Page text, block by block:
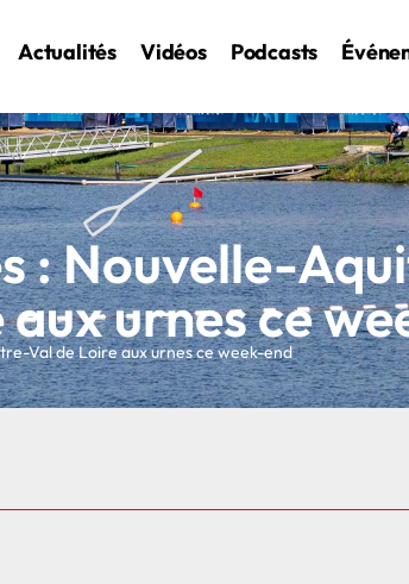
Actualités Vidéos Podcasts
: Nouvelle-
urnes ce
Val de Loire aux urnes ce week-end